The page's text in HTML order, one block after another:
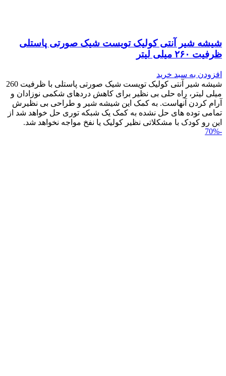
شیشه شیر آنتی کولیک تویست شیک صورتی پاستلی
ظرفیت ۲۶۰ میلی لیتر
افزودن به سبد خرید
شیشه شیر آنتی کولیک تویست شیک صورتی پاستلی با ظرفیت 260
میلی لیتر، راه حلی بی نظیر برای کاهش دردهای شکمی نوزادان و
آرام کردن آنهاست. به کمک این شیشه شیر و طراحی بی نظیرش
تمامی توده های حل نشده به کمک یک شبکه توری حل خواهد شد از
این رو کودک با مشکلاتی نظیر کولیک یا نفخ مواجه نخواهد شد.
-70%